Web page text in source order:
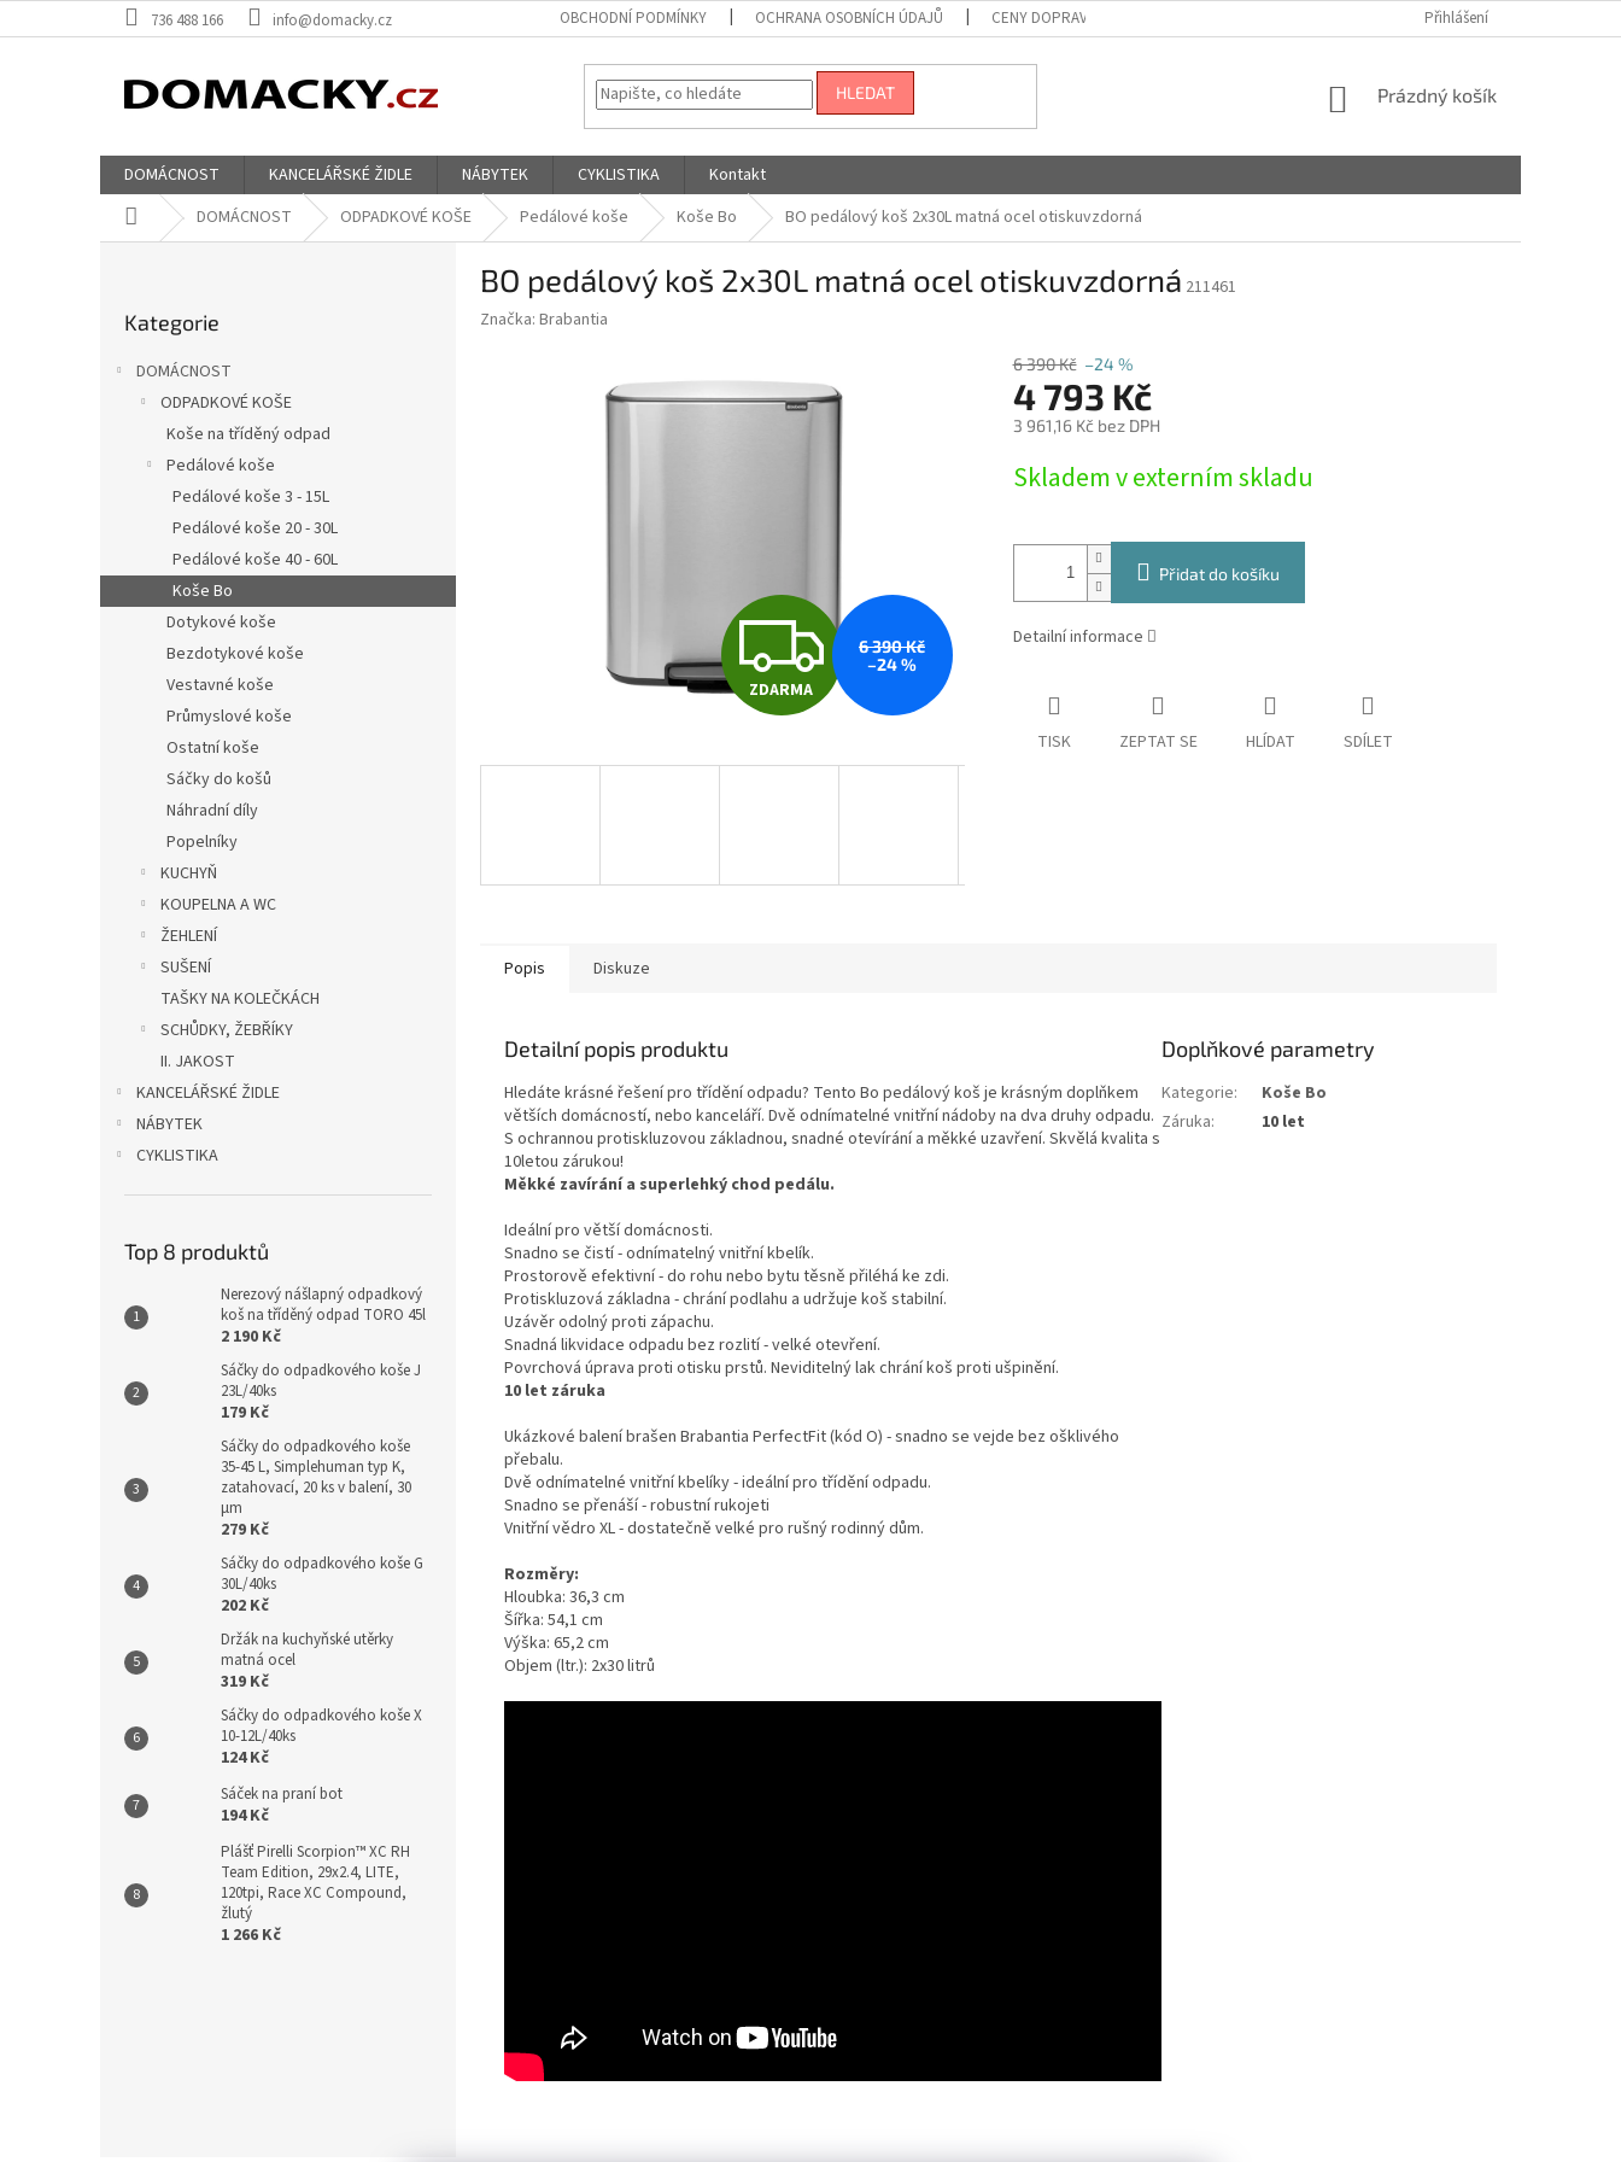
na
736 488 166 info@domacky.cz OBCHODNÍ PODMÍNKY OCHRANA OSOBNÍCH ÚDAJŮ CENY DOPRAVY Přihlášení
HLEDAT
NÁKUPNÍ
Prázdný košík
DOMÁCNOST KANCELÁŘSKÉ ŽIDLE NÁBYTEK CYKLISTIKA
Kontakt
Domů DOMÁCNOST ODPADKOVÉ KOŠE Pedálové koše Koše Bo BO pedálový koš 2x30L matná ocel otiskuvzdorná
e
l
kategorie
Kategorie
DOMÁCNOST
ODPADKOVÉ KOŠE
Koše na tříděný odpad
Pedálové koše
Pedálové koše 3 - 15L
Pedálové koše 20 - 30L
Pedálové koše 40 - 60L
Koše Bo
Dotykové koše
Bezdotykové koše
Vestavné koše
Průmyslové koše
Ostatní koše
Sáčky do košů
Náhradní díly
Popelníky
KUCHYŇ
KOUPELNA A WC
ŽEHLENÍ
SUŠENÍ
TAŠKY NA KOLEČKÁCH
SCHŮDKY, ŽEBŘÍKY
II. JAKOST
KANCELÁŘSKÉ ŽIDLE
NÁBYTEK
CYKLISTIKA
Top 8 produktů
Nerezový nášlapný odpadkový
koš na tříděný odpad TORO 45l
2 190 Kč
Sáčky do odpadkového koše J
23L/40ks
179 Kč
Sáčky do odpadkového koše
35-45 L, Simplehuman typ K,
zatahovací, 20 ks v balení, 30
µm
279 Kč
Sáčky do odpadkového koše G
30L/40ks
202 Kč
Držák na kuchyňské utěrky
matná ocel
319 Kč
Sáčky do odpadkového koše X
10-12L/40ks
124 Kč
Sáček na praní bot
194 Kč
Plášť Pirelli Scorpion™ XC RH
Team Edition, 29x2.4, LITE,
120tpi, Race XC Compound,
žlutý
1 266 Kč
BO pedálový koš 2x30L matná ocel otiskuvzdorná 211461
Značka: Brabantia
Z
D
R
A
ZDARMA
6 390 Kč
–24 %
6 390 Kč –24 %
4 793 Kč
3 961,16 Kč bez DPH
cena:
Skladem v externím skladu
Přidat do košíku
Detailní informace
TISK ZEPTAT SE HLÍDAT SDÍLET
Popis Diskuze
Detailní popis produktu
Hledáte krásné řešení pro třídění odpadu? Tento Bo pedálový koš je krásným doplňkem
větších domácností, nebo kanceláří. Dvě odnímatelné vnitřní nádoby na dva druhy odpadu.
S ochrannou protiskluzovou základnou, snadné otevírání a měkké uzavření. Skvělá kvalita s
10letou zárukou!
Měkké zavírání a superlehký chod pedálu.
Ideální pro větší domácnosti.
Snadno se čistí - odnímatelný vnitřní kbelík.
Prostorově efektivní - do rohu nebo bytu těsně přiléhá ke zdi.
Protiskluzová základna - chrání podlahu a udržuje koš stabilní.
Uzávěr odolný proti zápachu.
Snadná likvidace odpadu bez rozlití - velké otevření.
Povrchová úprava proti otisku prstů. Neviditelný lak chrání koš proti ušpinění.
10 let záruka
Ukázkové balení brašen Brabantia PerfectFit (kód O) - snadno se vejde bez ošklivého
přebalu.
Dvě odnímatelné vnitřní kbelíky - ideální pro třídění odpadu.
Snadno se přenáší - robustní rukojeti
Vnitřní vědro XL - dostatečně velké pro rušný rodinný dům.
Rozměry:
Hloubka: 36,3 cm
Šířka: 54,1 cm
Výška: 65,2 cm
Objem (ltr.): 2x30 litrů
Doplňkové parametry
Kategorie:
Koše Bo
Záruka: 10 let